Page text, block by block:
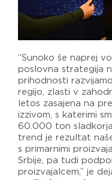
“Sunoko še naprej
poslovna strategija
prihodnosti
regijo, zlasti v
letos zasajena na
izzivom, s katerimi
60.000 ton
trend je rezultat
s primarnimi
Srbije, pa tudi
proizvajalcem,” je